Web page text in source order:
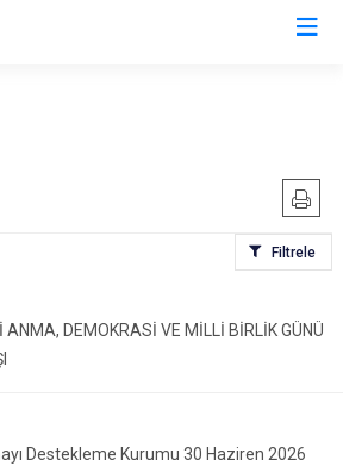
Söke
Efeler
Filtrele
DEMOKRASİ VE MİLLİ BİRLİK GÜNÜ
Destekleme Kurumu 30 Haziren 2026